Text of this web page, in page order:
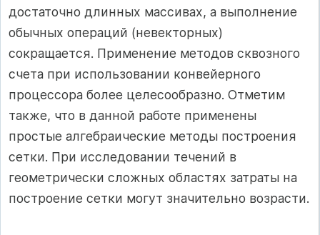
достаточно длинных массивах, а выполнение
обычных операций (невекторных)
сокращается. Применение методов сквозного
счета при использовании конвейерного
процессора более целесообразно. Отметим
также, что в данной работе применены
простые алгебраические методы построения
сетки. При исследовании течений в
геометрически сложных областях затраты на
построение сетки могут значительно возрасти.